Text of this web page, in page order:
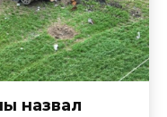
назвал